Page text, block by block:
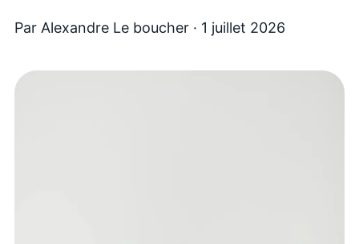
Par Alexandre Le boucher · 1 juillet 2026